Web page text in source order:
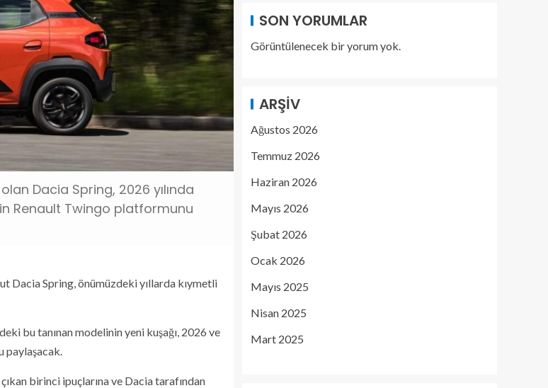
Dacia Spring, 2026 yılında
Renault Twingo platformunu
Dacia Spring, önümüzdeki yıllarda kıymetli
bu tanınan modelinin yeni kuşağı, 2026 ve
paylaşacak.
birinci ipuçlarına ve Dacia tarafından
SON YORUMLAR
Görüntülenecek bir yorum yok.
ARŞIV
Ağustos 2026
Temmuz 2026
Haziran 2026
Mayıs 2026
Şubat 2026
Ocak 2026
Mayıs 2025
Nisan 2025
Mart 2025